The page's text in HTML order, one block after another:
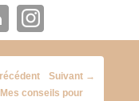
Suivant →
Mes conseils pour